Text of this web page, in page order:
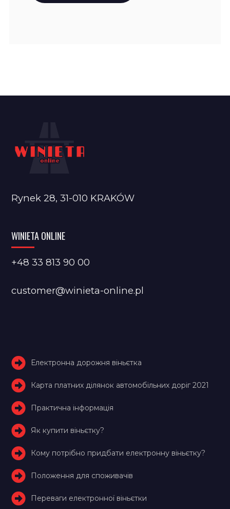
Rynek 28, 31-010 KRAKÓW
WINIETA ONLINE
+48 33 813 90 00
customer@winieta-online.pl
Електронна дорожня віньєтка
Карта платних ділянок автомобільних доріг 2021
Практична інформація
Як купити віньєтку?
Кому потрібно придбати електронну віньєтку?
Положення для споживачів
Переваги електронної віньєтки